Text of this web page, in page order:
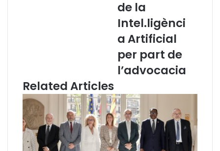
a
l
p
o
r
a
d
e
m
à
s
t
r
d
’
a
c
c
de la
Intel.ligènci
a Artificial
per part de
l’advocacia
Related Articles